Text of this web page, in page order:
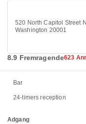
520 North Capitol Street
Washington 20001
8.9 Fremragende623
Bar
24-timers reception
Adgang